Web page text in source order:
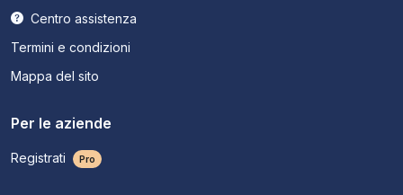
Centro assistenza
Termini e condizioni
Mappa del sito
Per le aziende
Registrati Pro